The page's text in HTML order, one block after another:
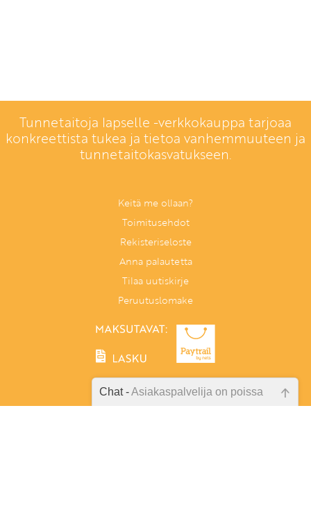
Tunnetaitoja lapselle -verkkokauppa tarjoaa
konkreettista tukea ja tietoa vanhemmuuteen ja
tunnetaitokasvatukseen.
Keitä me ollaan?
Toimitusehdot
Rekisteriseloste
Anna palautetta
Tilaa uutiskirje
Peruutuslomake
Chat -Asiakaspalvelija on poissa